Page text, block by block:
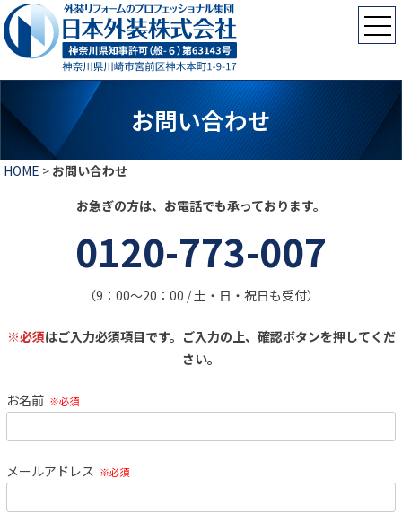
お問い合わせ
HOME > お問い合わせ
お急ぎの方は、お電話でも承っております。
0120-773-007
（9：00〜20：00 / 土・日・祝日も受付）
※必須はご入力必須項目です。ご入力の上、確認ボタンを押してくだ
さい。
お名前 ※必須
メールアドレス ※必須